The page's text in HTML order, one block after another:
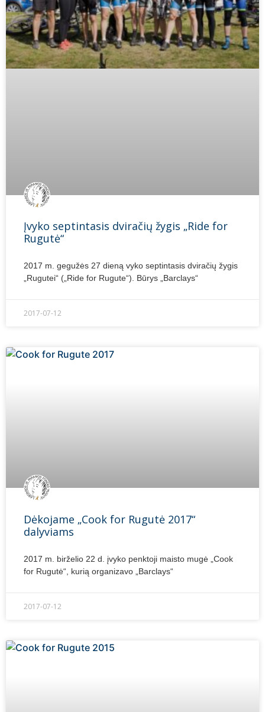
Įvyko septintasis dviračių žygis „Ride for
Rugutė“
2017 m. gegužės 27 dieną vyko septintasis dviračių žygis
„Rugutei“ („Ride for Rugute“). Būrys „Barclays“
2017-07-12
Dėkojame „Cook for Rugutė 2017“
dalyviams
2017 m. birželio 22 d. įvyko penktoji maisto mugė „Cook
for Rugutė“, kurią organizavo „Barclays“
2017-07-12